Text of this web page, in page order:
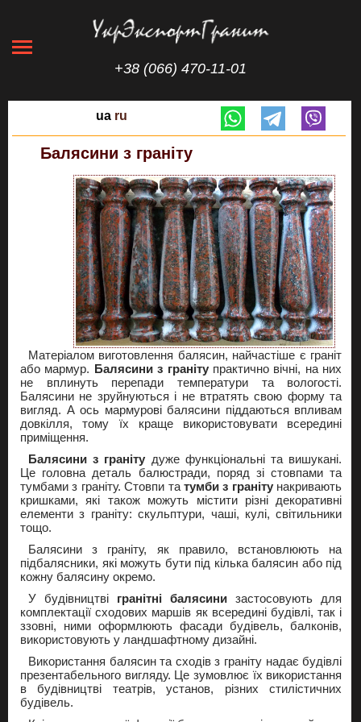
+38 (066) 470-11-01
ua ru
Балясини з граніту
Матеріалом виготовлення балясин, найчастіше є граніт
або мармур. Балясини з гранітупрактично вічні, на них
не вплинуть перепади температури та вологості.
Балясини не зруйнуються і не втратять свою форму та
вигляд. А ось мармурові балясини піддаються впливам
довкілля, тому їх краще використовувати всередині
приміщення.
Балясини з граніту дуже функціональні та вишукані.
Це головна деталь балюстради, поряд зі стовпами та
тумбами з граніту. Стовпи татумби з гранітунакривають
кришками, які також можуть містити різні декоративні
елементи з граніту: скульптури, чаші, кулі, світильники
тощо.
Балясини з граніту, як правило, встановлюють на
підбалясники, які можуть бути під кілька балясин або під
кожну балясину окремо.
У будівництві гранітні балясини застосовують для
комплектації сходових маршів як всередині будівлі, так і
ззовні, ними оформлюють фасади будівель, балконів,
використовують у ландшафтному дизайні.
Використання балясин та сходів з граніту надає будівлі
презентабельного вигляду. Це зумовлює їх використання
в будівництві театрів, установ, різних стилістичних
будівель.